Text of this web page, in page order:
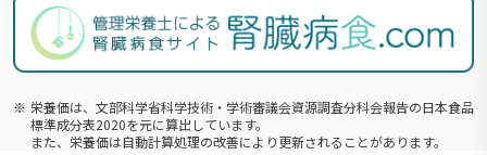
※ 栄養価は、文部科学省科学技術・学術審議会資源調査分科会報告の⽇本食品
標準成分表2020を元に算出しています。
また、栄養価は自動計算処理の改善により更新されることがあります。